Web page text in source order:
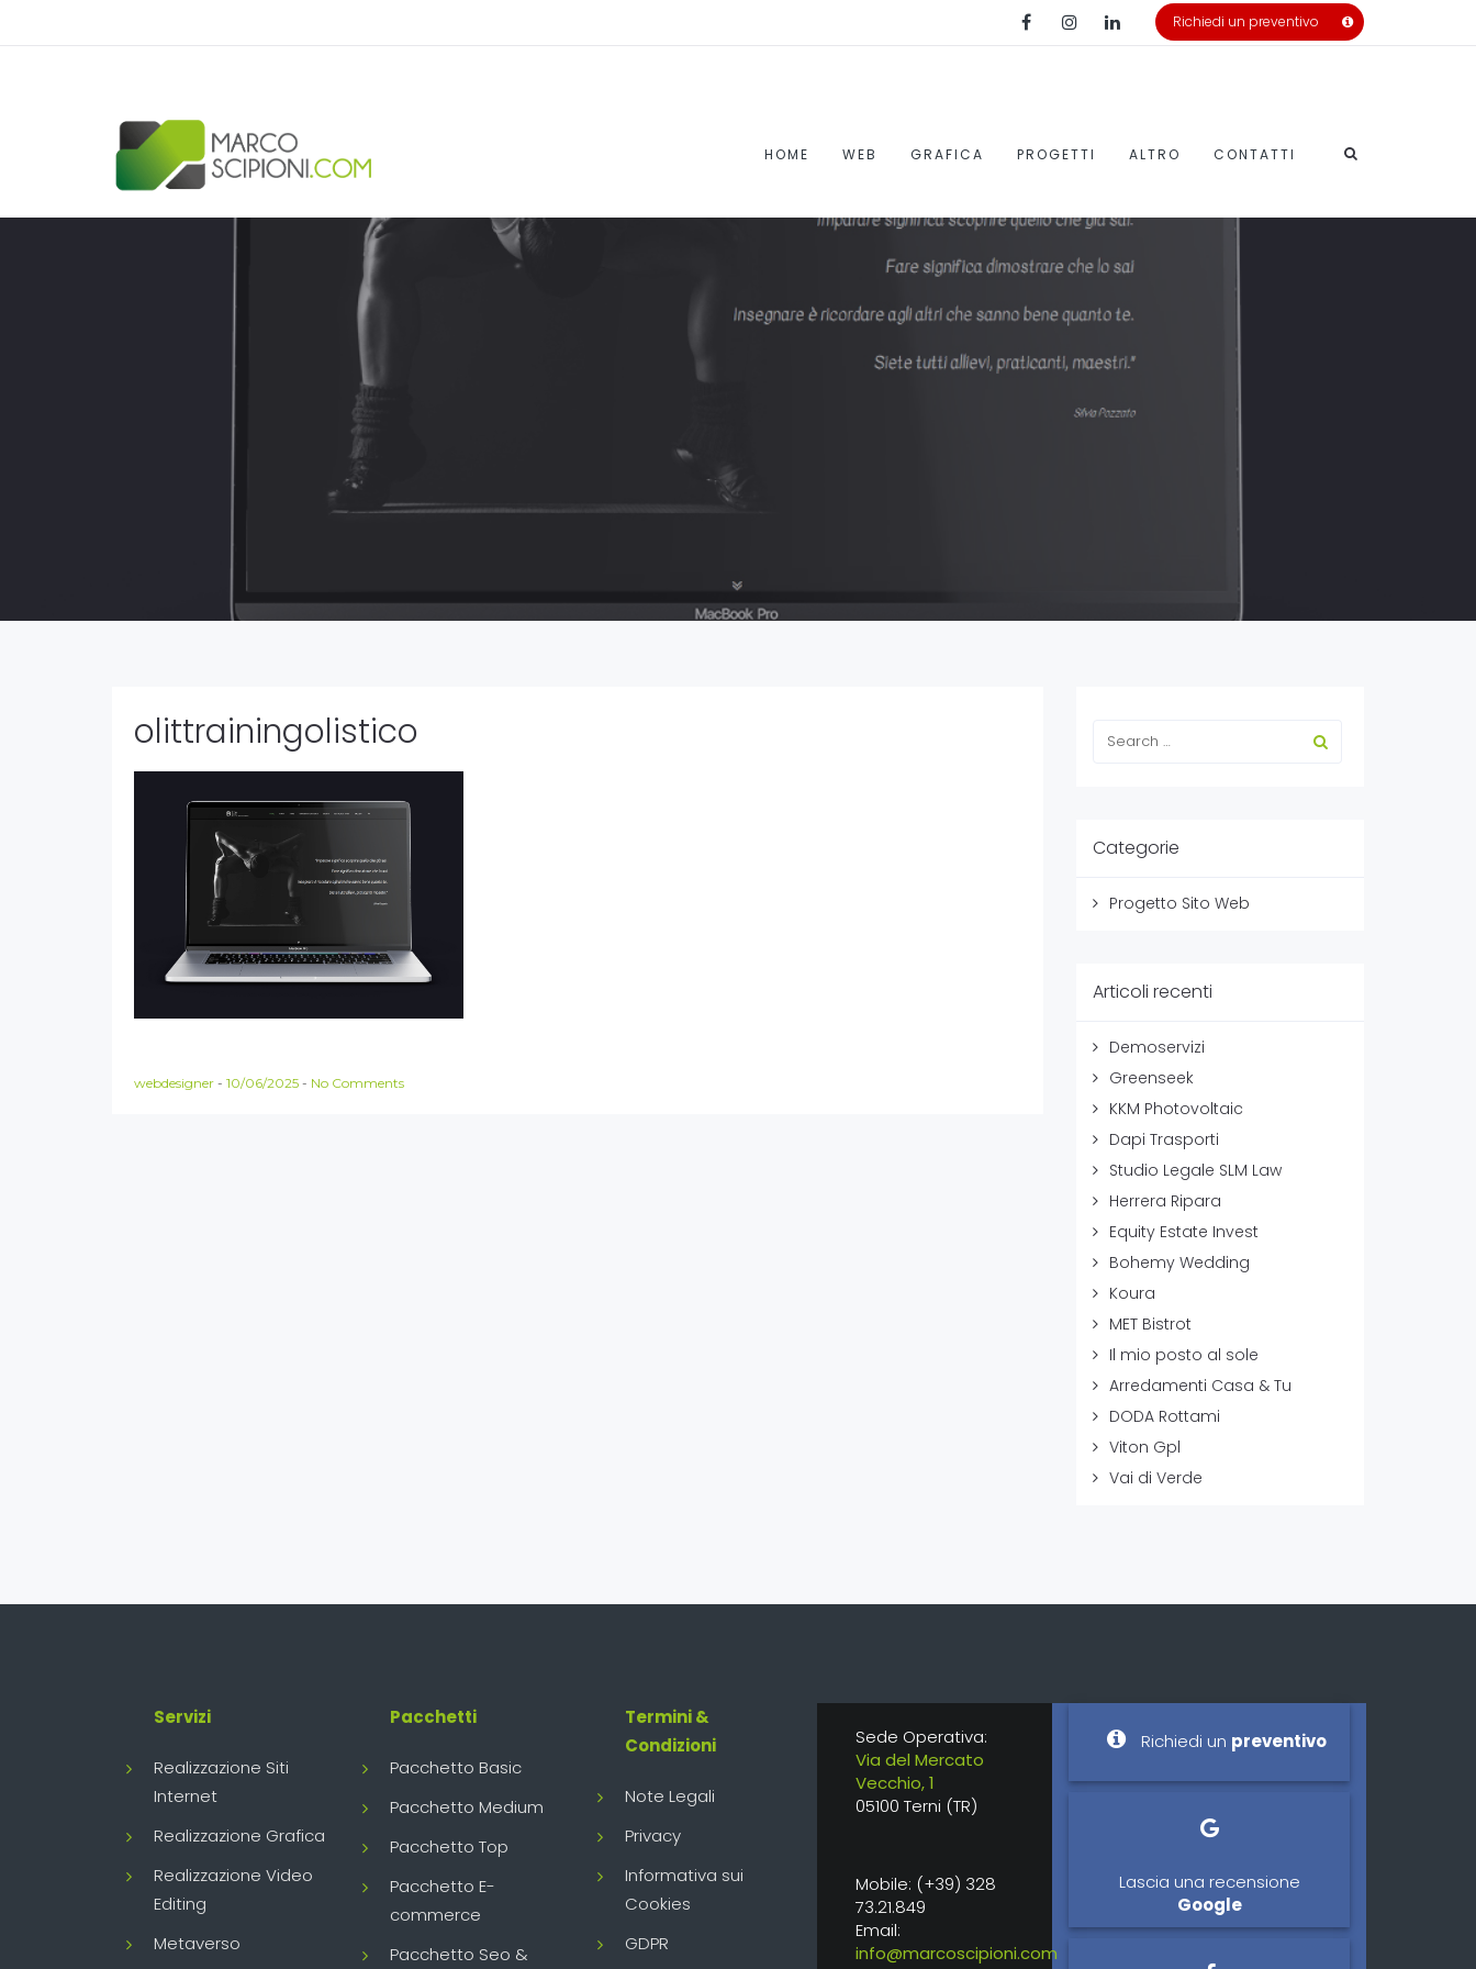
Richiedi un preventivo
HOME WEB GRAFICA PROGETTI ALTRO CONTATTI
olittrainingolistico
webdesigner - 10/06/2025 - No Comments
Categorie
Progetto Sito Web
Articoli recenti
Demoservizi
Greenseek
KKM Photovoltaic
Dapi Trasporti
Studio Legale SLM Law
Herrera Ripara
Equity Estate Invest
Bohemy Wedding
Koura
MET Bistrot
Il mio posto al sole
Arredamenti Casa & Tu
DODA Rottami
Viton Gpl
Vai di Verde
Servizi
Realizzazione Siti
Internet
Realizzazione Grafica
Realizzazione Video
Editing
Metaverso
Pacchetti
Pacchetto Basic
Pacchetto Medium
Pacchetto Top
Pacchetto E-
commerce
Pacchetto Seo &
Termini &
Condizioni
Note Legali
Privacy
Informativa sui
Cookies
GDPR
Sede Operativa:
Via del Mercato
Vecchio, 1
05100 Terni (TR)
Mobile: (+39) 328
73.21.849
Email:
info@marcoscipioni.com
Richiedi un preventivo
Lascia una recensione
Google